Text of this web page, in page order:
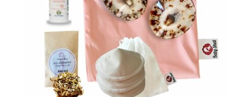
du
produit